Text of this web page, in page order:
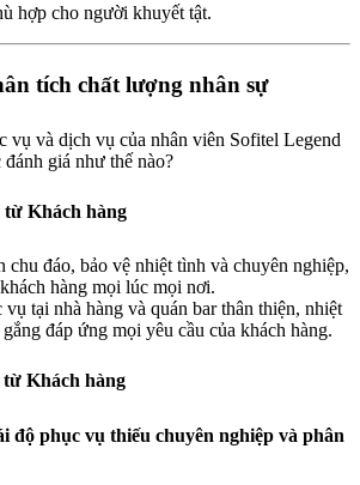
hợp cho người khuyết tật.
tích chất lượng nhân sự
vụ và dịch vụ của nhân viên Sofitel Legend
giá như thế nào?
từ Khách hàng
chu đáo, bảo vệ nhiệt tình và chuyên nghiệp,
hàng mọi lúc mọi nơi.
tại nhà hàng và quán bar thân thiện, nhiệt
đáp ứng mọi yêu cầu của khách hàng.
từ Khách hàng
độ phục vụ thiếu chuyên nghiệp và phân